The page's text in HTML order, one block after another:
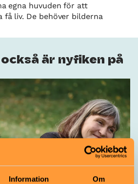
Information Om
egna huvuden för att
få liv. De behöver bilderna
också är nyfiken på
träffat författaren och